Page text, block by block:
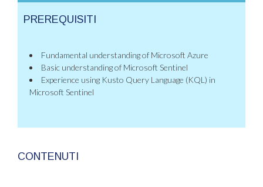
PREREQUISITI
Fundamental understanding of Microsoft Azure
Basic understanding of Microsoft Sentinel
Experience using Kusto Query Language (KQL) in
Microsoft Sentinel
CONTENUTI